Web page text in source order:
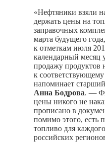
«Нефтяники взяли
держать цены на
заправочных
марта будущего
к отметкам июля
календарный месяц
продажу продуктов
к
напоминает
Анна Бодрова. —
цены никого не
прописано в
помимо этого, есть
топливо для
российских